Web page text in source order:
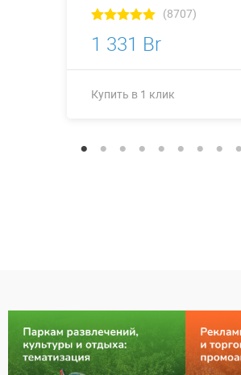
(8707)
1 331 Br
Купить в 1 клик